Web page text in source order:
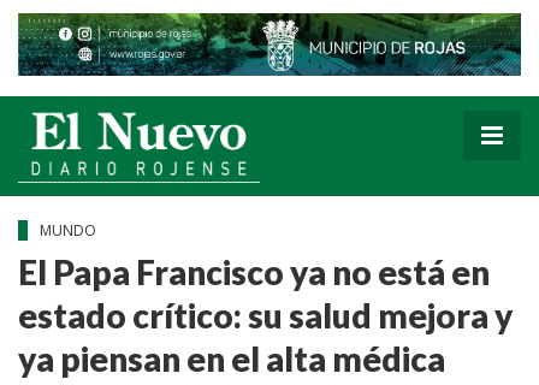
MUNDO
El Papa Francisco ya no está en
estado crítico: su salud mejora y
ya piensan en el alta médica